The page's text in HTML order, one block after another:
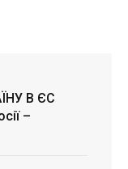
В ЄС
–